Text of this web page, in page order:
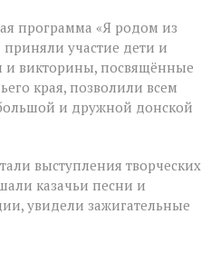
программа «Я родом из
участие дети и
и викторины, посвящённые
края, позволили всем
большой и дружной донской
выступления творческих
казачьи песни и
увидели зажигательные